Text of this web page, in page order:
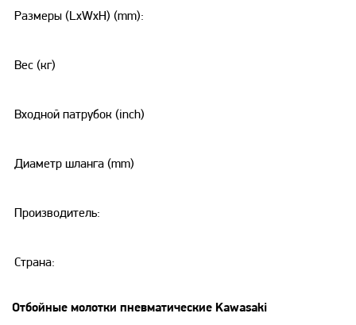
Размеры (LxWxH) (mm):
Вес (кг)
Входной патрубок (inch)
Диаметр шланга (mm)
Производитель:
Страна:
Отбойные молотки пневматические Kawasaki